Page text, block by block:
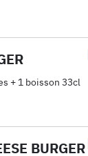
+ 1 boisson 33cl
BURGER